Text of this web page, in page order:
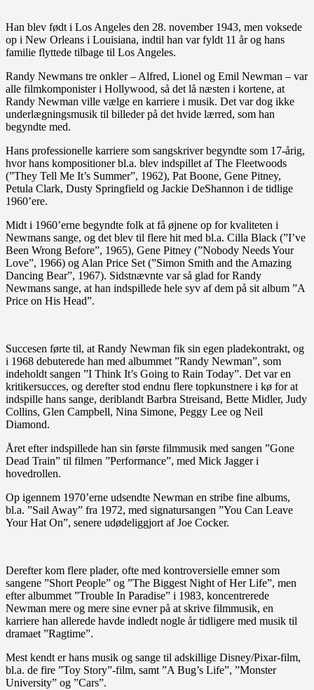
Han blev født i Los Angeles den 28. november 1943, men voksede
op i New Orleans i Louisiana, indtil han var fyldt 11 år og hans
familie flyttede tilbage til Los Angeles.
Randy Newmans tre onkler – Alfred, Lionel og Emil Newman – var
alle filmkomponister i Hollywood, så det lå næsten i kortene, at
Randy Newman ville vælge en karriere i musik. Det var dog ikke
underlægningsmusik til billeder på det hvide lærred, som han
begyndte med.
Hans professionelle karriere som sangskriver begyndte som 17-årig,
hvor hans kompositioner bl.a. blev indspillet af The Fleetwoods
(”They Tell Me It’s Summer”, 1962), Pat Boone, Gene Pitney,
Petula Clark, Dusty Springfield og Jackie DeShannon i de tidlige
1960’ere.
Midt i 1960’erne begyndte folk at få øjnene op for kvaliteten i
Newmans sange, og det blev til flere hit med bl.a. Cilla Black (”I’ve
Been Wrong Before”, 1965), Gene Pitney (”Nobody Needs Your
Love”, 1966) og Alan Price Set (”Simon Smith and the Amazing
Dancing Bear”, 1967). Sidstnævnte var så glad for Randy
Newmans sange, at han indspillede hele syv af dem på sit album ”A
Price on His Head”.
Succesen førte til, at Randy Newman fik sin egen pladekontrakt, og
i 1968 debuterede han med albummet ”Randy Newman”, som
indeholdt sangen ”I Think It’s Going to Rain Today”. Det var en
kritikersucces, og derefter stod endnu flere topkunstnere i kø for at
indspille hans sange, deriblandt Barbra Streisand, Bette Midler, Judy
Collins, Glen Campbell, Nina Simone, Peggy Lee og Neil
Diamond.
Året efter indspillede han sin første filmmusik med sangen ”Gone
Dead Train” til filmen ”Performance”, med Mick Jagger i
hovedrollen.
Op igennem 1970’erne udsendte Newman en stribe fine albums,
bl.a. ”Sail Away” fra 1972, med signatursangen ”You Can Leave
Your Hat On”, senere udødeliggjort af Joe Cocker.
Derefter kom flere plader, ofte med kontroversielle emner som
sangene ”Short People” og ”The Biggest Night of Her Life”, men
efter albummet ”Trouble In Paradise” i 1983, koncentrerede
Newman mere og mere sine evner på at skrive filmmusik, en
karriere han allerede havde indledt nogle år tidligere med musik til
dramaet ”Ragtime”.
Mest kendt er hans musik og sange til adskillige Disney/Pixar-film,
bl.a. de fire ”Toy Story”-film, samt ”A Bug’s Life”, ”Monster
University” og ”Cars”.